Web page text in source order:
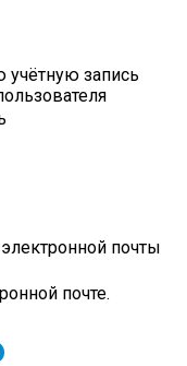
запись
почты
почте.